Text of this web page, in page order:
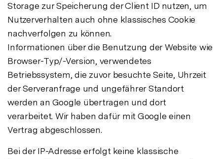
Storage zur Speicherung der Client ID nutzen, um
Nutzerverhalten auch ohne klassisches Cookie
nachverfolgen zu können.
Informationen über die Benutzung der Website wie
Browser-Typ/-Version, verwendetes
Betriebssystem, die zuvor besuchte Seite, Uhrzeit
der Serveranfrage und ungefährer Standort
werden an Google übertragen und dort
verarbeitet. Wir haben dafür mit Google einen
Vertrag abgeschlossen.
Bei der IP-Adresse erfolgt keine klassische